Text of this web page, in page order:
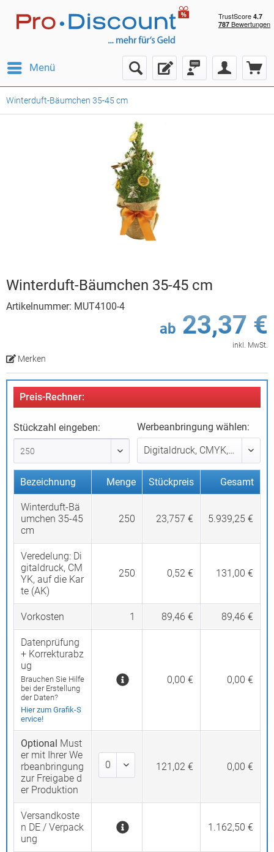
Menü
Winterduft-Bäumchen 35-45 cm
Winterduft-Bäumchen 35-45 cm
Artikelnummer: MUT4100-4
ab 23,37 €
inkl. MwSt.
Merken
Preis-Rechner:
Stückzahl eingeben: Werbeanbringung wählen:
Bezeichnung Menge Stückpreis Gesamt
Winterduft-Bä
umchen 35-45
cm
250 23,757 € 5.939,25 €
Veredelung: Di
gitaldruck, CM
YK, auf die Kar
te (AK)
250 0,52 € 131,00 €
Vorkosten 1 89,46 € 89,46 €
Datenprüfung
+ Korrekturabz
ug
Brauchen Sie Hilfe
bei der Erstellung
der Daten?
Hier zum Grafik-S
ervice!
0,00 € 0,00 €
Optional Must
er mit Ihrer We
rbeanbringung
zur Freigabe d
er Produktion
121,02 € 0,00 €
Versandkoste
n DE / Verpack
ung
1.162,50 €